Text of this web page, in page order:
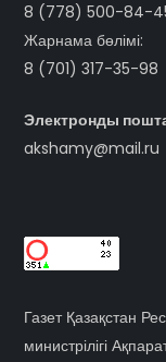
8 (778) 500-84-
Жарнама бөлімі:
8 (701) 317-35-98
Электронды
akshamy@mail.ru
Газет Қазақстан
министрілігі